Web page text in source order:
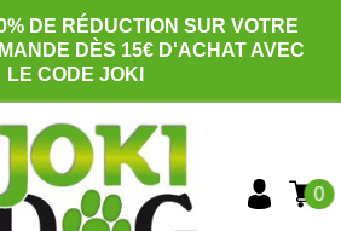
DE RÉDUCTION SUR VOTRE
DÈS 15€ D'ACHAT AVEC
LE CODE JOKI
0